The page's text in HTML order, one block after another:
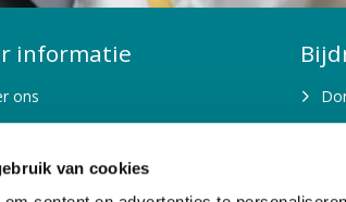
van cookies
informatie
ons
en jaarverslagen